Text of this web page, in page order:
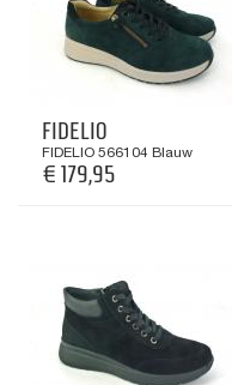
FIDELIO
FIDELIO 566104 Blauw
€ 179,95